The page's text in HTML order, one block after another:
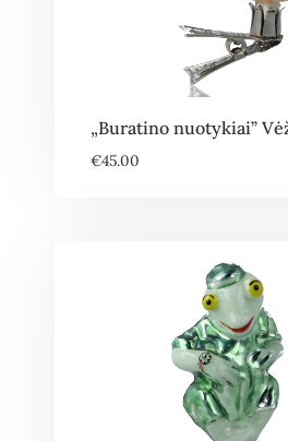
„Buratino nuotykiai”
€45.00